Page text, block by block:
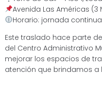
Avenida Las Américas (3
Horario: jornada
Este traslado hace parte
del Centro Administrativo
mejorar los espacios de
atención que brindamos a